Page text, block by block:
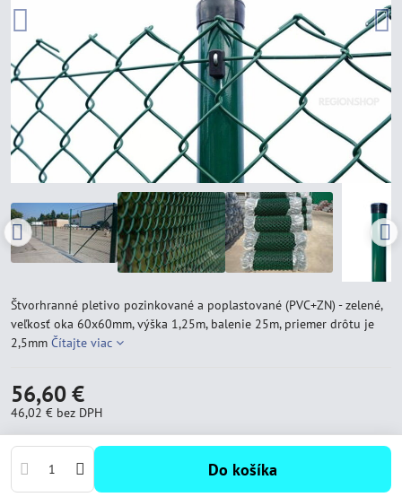
Štvorhranné pletivo pozinkované a poplastované (PVC+ZN) - zelené,
veľkosť oka 60x60mm, výška 1,25m, balenie 25m, priemer drôtu je
2,5mm Čítajte viac
56,60 €
46,02 € bez DPH
Do košíka